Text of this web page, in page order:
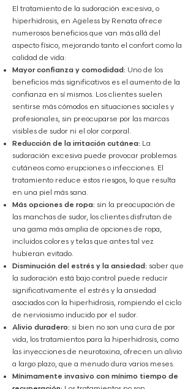
El tratamiento de la sudoración excesiva, o
hiperhidrosis, en Ageless by Renata ofrece
numerosos beneficios que van más allá del
aspecto físico, mejorando tanto el confort como la
calidad de vida:
Mayor confianza y comodidad: Uno de los
beneficios más significativos es el aumento de la
confianza en sí mismos. Los clientes suelen
sentirse más cómodos en situaciones sociales y
profesionales, sin preocuparse por las marcas
visibles de sudor ni el olor corporal.
Reducción de la irritación cutánea: La
sudoración excesiva puede provocar problemas
cutáneos como erupciones o infecciones. El
tratamiento reduce estos riesgos, lo que resulta
en una piel más sana.
Más opciones de ropa: sin la preocupación de
las manchas de sudor, los clientes disfrutan de
una gama más amplia de opciones de ropa,
incluidos colores y telas que antes tal vez
hubieran evitado.
Disminución del estrés y la ansiedad: saber que
la sudoración está bajo control puede reducir
significativamente el estrés y la ansiedad
asociados con la hiperhidrosis, rompiendo el ciclo
de nerviosismo inducido por el sudor.
Alivio duradero: si bien no son una cura de por
vida, los tratamientos para la hiperhidrosis, como
las inyecciones de neurotoxina, ofrecen un alivio
a largo plazo, que a menudo dura varios meses.
Mínimamente invasivo con mínimo tiempo de